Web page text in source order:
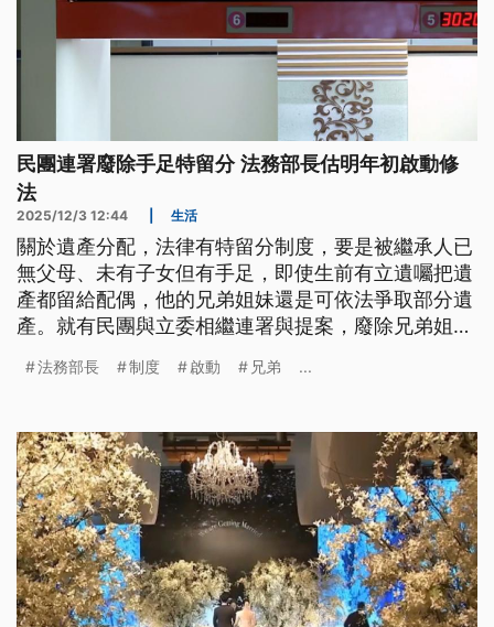
民團連署廢除手足特留分 法務部長估明年初啟動修
法
2025/12/3 12:44 生活
關於遺產分配，法律有特留分制度，要是被繼承人已
無父母、未有子女但有手足，即使生前有立遺囑把遺
產都留給配偶，他的兄弟姐妹還是可依法爭取部分遺
產。就有民團與立委相繼連署與提案，廢除兄弟姐妹
量是否參考日本的繼承貢獻制度，預計明（2026）
法務部長 制度 啟動 兄弟 ...